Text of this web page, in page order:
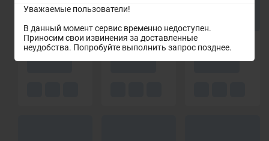
Уважаемые пользователи!
В данный момент сервис временно недоступен.
Приносим свои извинения за доставленные
неудобства. Попробуйте выполнить запрос позднее.